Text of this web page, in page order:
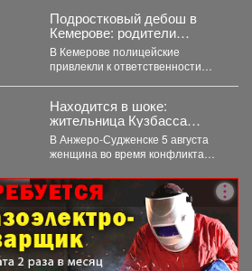
...
Подростковый дебош в
Кемерове: родители
ответят за ночные
похождения детей
В Кемерове полицейские
привлекли к ответственности
в...
Находится в шоке:
жительница Кузбасса
ударила мужа ножом в
сердце - подробности
В Анжеро-Судженске 5 августа
женщина во время конфликта
Мужчина скончался....